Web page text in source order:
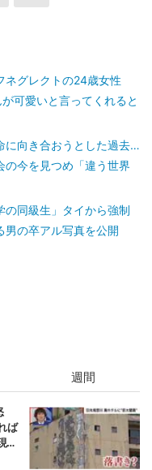
ネグレクトの24歳女性
可愛いと言ってくれると
に向き合おうとした過去…
の今を見つめ「違う世界
の同級生」タイから強制
男の卒アル写真を公開
週間
ば
役